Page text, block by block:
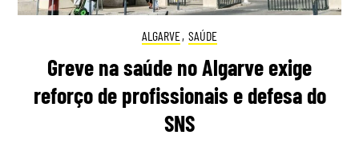
ALGARVE, SAÚDE
Greve na saúde no Algarve exige
reforço de profissionais e defesa do
SNS